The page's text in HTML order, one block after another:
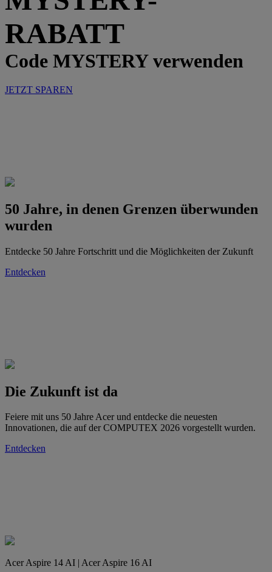
RABATT
Code MYSTERY verwenden
JETZT SPAREN
50 Jahre, in denen Grenzen überwunden
wurden
Entdecke 50 Jahre Fortschritt und die Möglichkeiten der Zukunft
Entdecken
Die Zukunft ist da
Feiere mit uns 50 Jahre Acer und entdecke die neuesten
Innovationen, die auf der COMPUTEX 2026 vorgestellt wurden.
Entdecken
Acer Aspire 14 AI | Acer Aspire 16 AI